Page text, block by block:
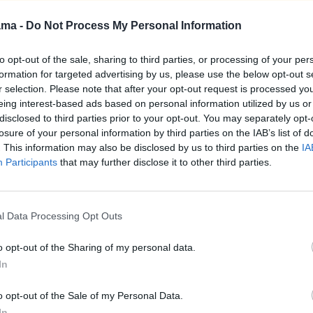
- Do Not Process My Personal Information
opt-out of the sale, sharing to third parties, or processing of your
for targeted advertising by us, please use the below opt-out
selection. Please note that after your opt-out request is processed
interest-based ads based on personal information utilized by us
to third parties prior to your opt-out. You may separately
of your personal information by third parties on the IAB’s list of
This information may also be disclosed by us to third parties on the
Participants that may further disclose it to other third parties.
Data Processing Opt Outs
opt-out of the Sharing of my personal data.
opt-out of the Sale of my Personal Data.
Berlin -
Bayern
atletika
One
08:30 Vokietijos BBL
Pusfinalis. Trečiosios
rungtynės. Telekom
Baskets Bonn - FC
Bayern München
10:30
Vokietijos BBL
krepšinio lyga.
Pusfinalis. Trečiosios
rungtynės. Bamberg
Baskets - Alba Berlin
čempionų lyga
Penkiakovė
krepšinio lyga.Finalas.
Penkiakovė
krepšinio lyga.Finalas.
Pirmosios rungtynės.
Panathinaikos
16:00TIESIOGIAI
Rankinio čempionų
17:50 Tenisas. Ultimate
lyga
krepšinio lyga.